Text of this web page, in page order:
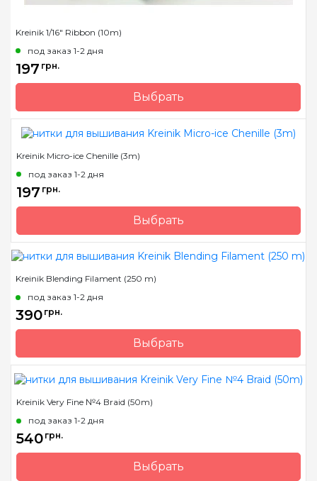
Kreinik 1/16" Ribbon (10m)
под заказ 1-2 дня
197 грн.
Выбрать
Бренд
Kreinik
Страна-производитель
США
Метраж
Состав
Kreinik Micro-ice Chenille (3m)
под заказ 1-2 дня
197 грн.
Выбрать
Бренд
Kreinik
Страна-производитель
США
Метраж
Состав
Kreinik Blending Filament (250 m)
под заказ 1-2 дня
390 грн.
Выбрать
Бренд
Kreinik
Страна-производитель
США
Метраж
Состав
Kreinik Very Fine №4 Braid (50m)
под заказ 1-2 дня
540 грн.
Выбрать